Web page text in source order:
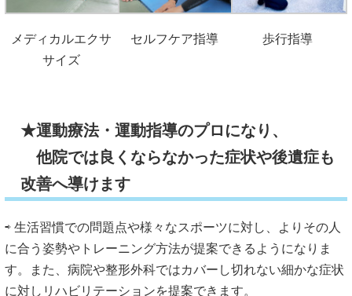
メディカルエクサ
サイズ
セルフケア指導 歩行指導
★運動療法・運動指導のプロになり、
他院では良くならなかった症状や後遺症も
改善へ導けます
⇨ 生活習慣での問題点や様々なスポーツに対し、よりその人
に合う姿勢やトレーニング方法が提案できるようになりま
す。また、病院や整形外科ではカバーし切れない細かな症状
に対しリハビリテーションを提案できます。